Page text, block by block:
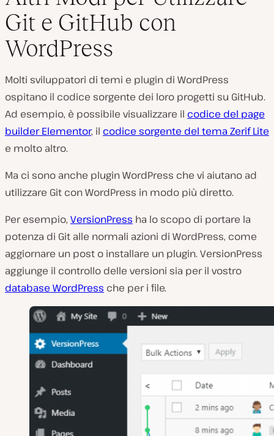
Git e GitHub con
WordPress
Molti sviluppatori di temi e plugin di WordPress
ospitano il codice sorgente dei loro progetti su GitHub.
Ad esempio, è possibile visualizzare il codice del page
builder Elementor, il codice sorgente del tema Zerif Lite
e molto altro.
Ma ci sono anche plugin WordPress che vi aiutano ad
utilizzare Git con WordPress in modo più diretto.
Per esempio, VersionPress ha lo scopo di portare la
potenza di Git alle normali azioni di WordPress, come
aggiornare un post o installare un plugin. VersionPress
aggiunge il controllo delle versioni sia per il vostro
database WordPress che per i file.